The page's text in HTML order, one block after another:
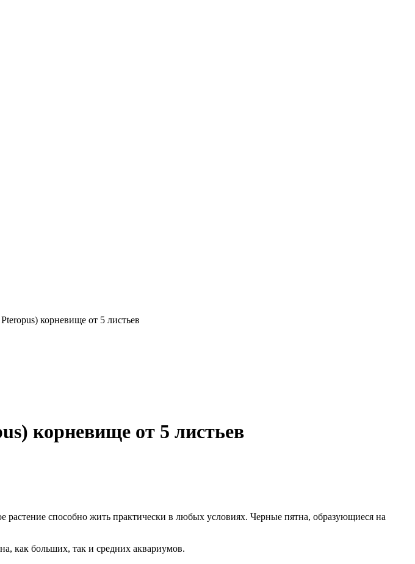
корневище от 5 листьев
корневище от 5 листьев
способно жить практически в любых условиях. Черные пятна, образующиеся на
как больших, так и средних аквариумов.